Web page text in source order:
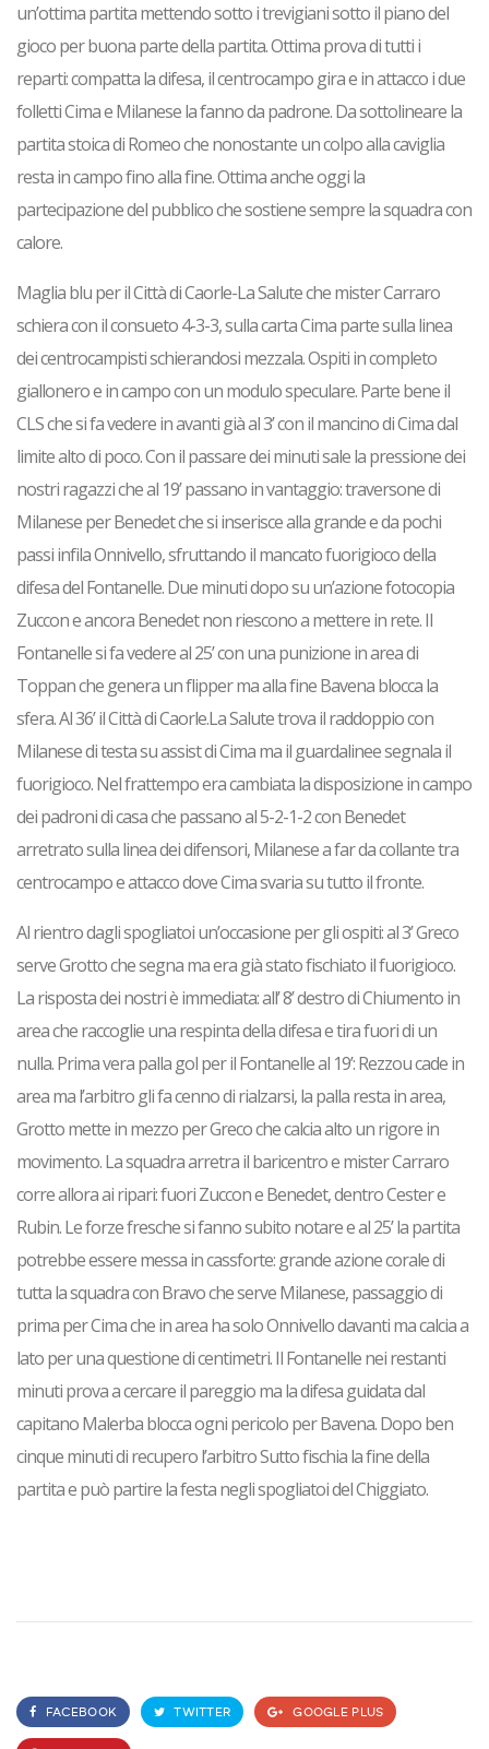
un’ottima partita mettendo sotto i trevigiani sotto il piano del
gioco per buona parte della partita. Ottima prova di tutti i
reparti: compatta la difesa, il centrocampo gira e in attacco i due
folletti Cima e Milanese la fanno da padrone. Da sottolineare la
partita stoica di Romeo che nonostante un colpo alla caviglia
resta in campo fino alla fine. Ottima anche oggi la
partecipazione del pubblico che sostiene sempre la squadra con
calore.
Maglia blu per il Città di Caorle-La Salute che mister Carraro
schiera con il consueto 4-3-3, sulla carta Cima parte sulla linea
dei centrocampisti schierandosi mezzala. Ospiti in completo
giallonero e in campo con un modulo speculare. Parte bene il
CLS che si fa vedere in avanti già al 3’ con il mancino di Cima dal
limite alto di poco. Con il passare dei minuti sale la pressione dei
nostri ragazzi che al 19’ passano in vantaggio: traversone di
Milanese per Benedet che si inserisce alla grande e da pochi
passi infila Onnivello, sfruttando il mancato fuorigioco della
difesa del Fontanelle. Due minuti dopo su un’azione fotocopia
Zuccon e ancora Benedet non riescono a mettere in rete. Il
Fontanelle si fa vedere al 25’ con una punizione in area di
Toppan che genera un flipper ma alla fine Bavena blocca la
sfera. Al 36’ il Città di Caorle.La Salute trova il raddoppio con
Milanese di testa su assist di Cima ma il guardalinee segnala il
fuorigioco. Nel frattempo era cambiata la disposizione in campo
dei padroni di casa che passano al 5-2-1-2 con Benedet
arretrato sulla linea dei difensori, Milanese a far da collante tra
centrocampo e attacco dove Cima svaria su tutto il fronte.
Al rientro dagli spogliatoi un’occasione per gli ospiti: al 3’ Greco
serve Grotto che segna ma era già stato fischiato il fuorigioco.
La risposta dei nostri è immediata: all’ 8’ destro di Chiumento in
area che raccoglie una respinta della difesa e tira fuori di un
nulla. Prima vera palla gol per il Fontanelle al 19’: Rezzou cade in
area ma l’arbitro gli fa cenno di rialzarsi, la palla resta in area,
Grotto mette in mezzo per Greco che calcia alto un rigore in
movimento. La squadra arretra il baricentro e mister Carraro
corre allora ai ripari: fuori Zuccon e Benedet, dentro Cester e
Rubin. Le forze fresche si fanno subito notare e al 25’ la partita
potrebbe essere messa in cassforte: grande azione corale di
tutta la squadra con Bravo che serve Milanese, passaggio di
prima per Cima che in area ha solo Onnivello davanti ma calcia a
lato per una questione di centimetri. Il Fontanelle nei restanti
minuti prova a cercare il pareggio ma la difesa guidata dal
capitano Malerba blocca ogni pericolo per Bavena. Dopo ben
cinque minuti di recupero l’arbitro Sutto fischia la fine della
partita e può partire la festa negli spogliatoi del Chiggiato.
FACEBOOK TWITTER GOOGLE PLUS